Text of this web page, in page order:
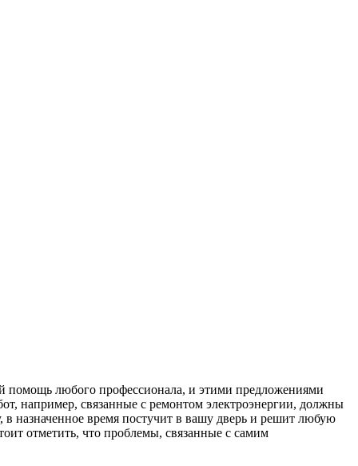
помощь любого профессионала, и этими предложениями
например, связанные с ремонтом электроэнергии, должны
назначенное время постучит в вашу дверь и решит любую
отметить, что проблемы, связанные с самим